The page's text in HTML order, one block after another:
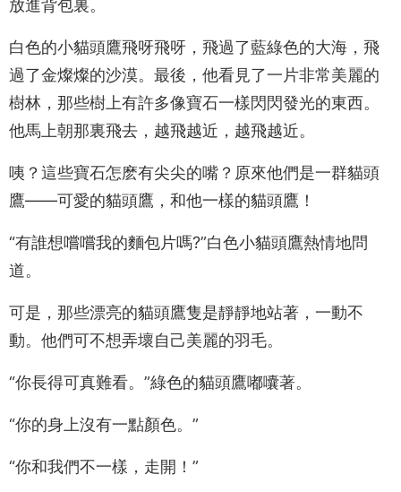
放進背包裏。
白色的小貓頭鷹飛呀飛呀，飛過了藍綠色的大海，飛
過了金燦燦的沙漠。最後，他看見了一片非常美麗的
樹林，那些樹上有許多像寶石一樣閃閃發光的東西。
他馬上朝那裏飛去，越飛越近，越飛越近。
咦？這些寶石怎麽有尖尖的嘴？原來他們是一群貓頭
鷹——可愛的貓頭鷹，和他一樣的貓頭鷹！
“有誰想嚐嚐我的麵包片嗎?”白色小貓頭鷹熱情地問
道。
可是，那些漂亮的貓頭鷹隻是靜靜地站著，一動不
動。他們可不想弄壞自己美麗的羽毛。
“你長得可真難看。”綠色的貓頭鷹嘟囔著。
“你的身上沒有一點顏色。”
“你和我們不一樣，走開！”